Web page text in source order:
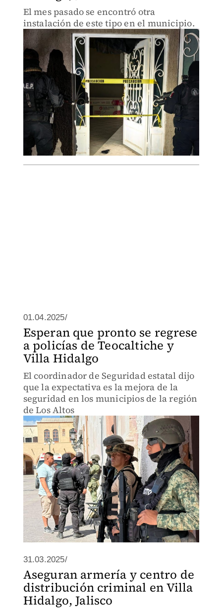
El mes pasado se encontró otra
instalación de este tipo en el municipio.
01.04.2025/
Esperan que pronto se regrese
a policías de Teocaltiche y
Villa Hidalgo
El coordinador de Seguridad estatal dijo
que la expectativa es la mejora de la
seguridad en los municipios de la región
de Los Altos
31.03.2025/
Aseguran armería y centro de
distribución criminal en Villa
Hidalgo, Jalisco